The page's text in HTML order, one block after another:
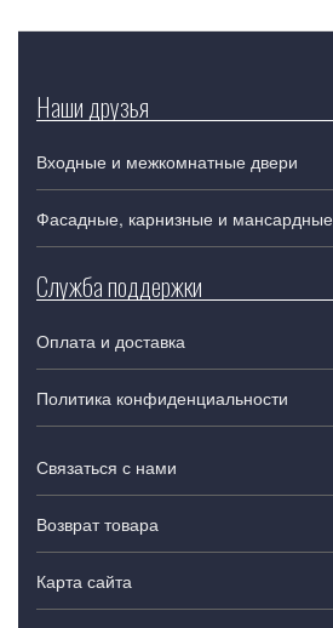
Наши друзья
Входные и межкомнатные двери
Фасадные, карнизные и
Служба поддержки
Оплата и доставка
Политика конфиденциальности
Связаться с нами
Возврат товара
Карта сайта